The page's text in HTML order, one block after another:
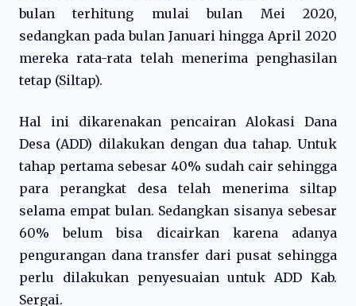
bulan terhitung mulai bulan Mei 2020,
sedangkan pada bulan Januari hingga April 2020
mereka rata-rata telah menerima penghasilan
tetap (Siltap).
Hal ini dikarenakan pencairan Alokasi Dana
Desa (ADD) dilakukan dengan dua tahap. Untuk
tahap pertama sebesar 40% sudah cair sehingga
para perangkat desa telah menerima siltap
selama empat bulan. Sedangkan sisanya sebesar
60% belum bisa dicairkan karena adanya
pengurangan dana transfer dari pusat sehingga
perlu dilakukan penyesuaian untuk ADD Kab.
Sergai.